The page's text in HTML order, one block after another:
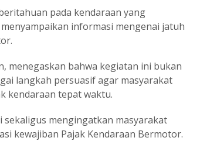
pada kendaraan yang
informasi mengenai jatuh
menegaskan bahwa kegiatan ini bukan
langkah persuasif agar masyarakat
kendaraan tepat waktu.
mengingatkan masyarakat
kewajiban Pajak Kendaraan Bermotor.